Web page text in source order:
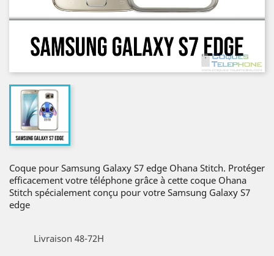
Coque pour Samsung Galaxy S7 edge Ohana Stitch. Protéger
efficacement votre téléphone grâce à cette coque Ohana
Stitch spécialement conçu pour votre Samsung Galaxy S7
edge
Livraison 48-72H